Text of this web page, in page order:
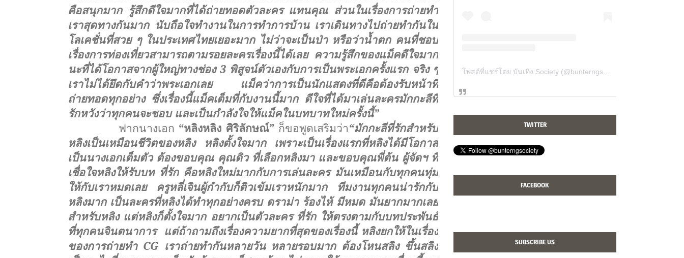
คือสนุกมาก รู้สึกดีใจมากที่ได้ถ่ายทอดตัวละคร แทนคุณ ส่วนในเรื่องการถ่ายทำ
เราสุดทางกันมาก นับถือใจทำงานในการทำการบ้าน เราเดินทางไปถ่ายทำกันใน
โลเคชั่นที่สวย ๆ ในประเทศไทยเยอะมาก ไม่ว่าจะเป็นป่า หรือว่าน้ำตก คนที่ชอบ
เรื่องการท่องเที่ยวสามารถตามรอยละครเรื่องนี้ได้เลย ความรู้สึกของแม็คดีใจมาก
นะที่ได้โอกาสจากผู้ใหญ่ทางช่อง 3 พิสูจน์ตัวเองกับการเป็นพระเอกครั้งแรก จริง ๆ
เราไม่ได้ยึดกับคำว่าพระเอกเลย แม็คว่าการเป็นนักแสดงที่ดีคือต้องรับหน้าที่
ถ่ายทอดทุกอย่าง ซึ่งเรื่องนี้แม็คเต็มที่กับงานนี้มาก ดีใจที่ได้มาเล่นละครมักกะลีที่
รักหวังว่าทุกคนจะชอบ และเป็นกำลังใจให้แม็คในบทบาทใหม่ครั้งนี้”
ฟากนางเอก “หลิงหลิง ศิริลักษณ์” ก็ขอพูดเสริมว่า“มักกะลีที่รักสำหรับ
หลิงเป็นเหมือนชีวิตของหลิง หลิงตั้งใจมาก เพราะเป็นเรื่องแรกที่หลิงได้มีโอกาส
เป็นนางเอกเต็มตัว ต้องขอบคุณ คุณดิว ที่เลือกหลิงมา และขอบคุณพี่ต้น ผู้จัดฯ ที่
เชื่อใจหลิงให้รับบท ที่รัก คือหลิงใหม่มากกับการเล่นละคร มันเหมือนกับทุกคนทุ่ม
ให้กับเราหมดเลย ครูหลี่เจินผู้กำกับก็ติวเข้มเราหนักมาก ทีมงานทุกคนน่ารักกับ
หลิงมาก เป็นละครที่หลิงได้ทำทุกอย่างครบ ดราม่า ร้องไห้ มีหมด มันยากมากเลย
สำหรับหลิง แต่หลิงก็ตั้งใจมาก อยากเป็นตัวละคร ที่รัก ให้ตรงตามกับบทประพันธ์
ที่ทุกคนจินตนาการ แต่ถ้าถามถึงเรื่องความยากที่สุดของเรื่องนี้ หลิงยกให้ในเรื่อง
ของการถ่ายทำ CGเราถ่ายทำกันหลายวัน หลายรอบมาก ต้องโหนสลิง ขึ้นสลิง
TWITTER
FACEBOOK
SUBSCRIBE US